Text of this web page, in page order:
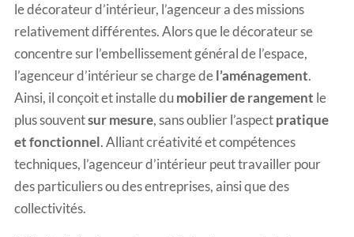
le décorateur d’intérieur, l’agenceur a des missions
relativement différentes. Alors que le décorateur se
concentre sur l’embellissement général de l’espace,
l’agenceur d’intérieur se charge de l’aménagement
Ainsi, il conçoit et installe du mobilier de rangement le
plus souventsur mesure, sans oublier l’aspect pratique
et fonctionnel . Alliant créativité et compétences
techniques, l’agenceur d’intérieur peut travailler pour
des particuliers ou des entreprises, ainsi que des
collectivités.